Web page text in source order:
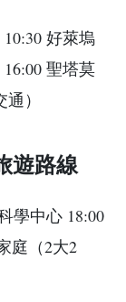
好萊塢
聖塔莫
）
遊路線
學中心 18:00
庭（2大2